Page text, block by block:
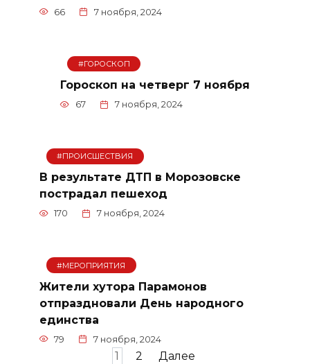
66 7 ноября, 2024
#ГОРОСКОП
Гороскоп на четверг 7 ноября
67 7 ноября, 2024
#ПРОИСШЕСТВИЯ
В результате ДТП в Морозовске
пострадал пешеход
170 7 ноября, 2024
#МЕРОПРИЯТИЯ
Жители хутора Парамонов
отпраздновали День народного
единства
79 7 ноября, 2024
1 2 Далее